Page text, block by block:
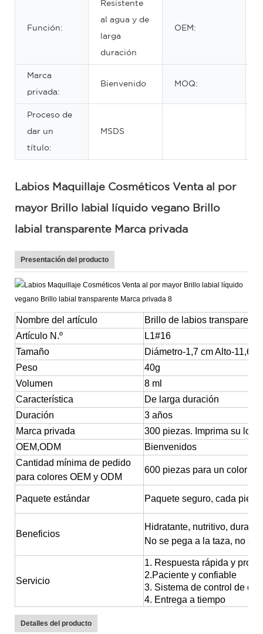
Función:
Resistente
al agua y de
larga
duración
OEM:
Marca
privada:
Bienvenido MOQ:
Proceso de
dar un
título:
MSDS
Labios Maquillaje Cosméticos Venta al por
mayor Brillo labial líquido vegano Brillo
labial transparente Marca privada
Presentación del producto
Nombre del artículo
Brillo de labios
Artículo N.º
L1#16
Tamaño
Diámetro-1,7 cm Alto-11,6
Peso
40g
Volumen
8 ml
Característica
De larga duración
Duración
3 años
Marca privada
300 piezas. Imprima su
OEM,ODM
Bienvenidos
Cantidad mínima de pedido
para colores OEM y ODM
600 piezas para un color
Paquete estándar Paquete seguro, cada
Beneficios
Hidratante, nutritivo,
No se pega a la taza, no se
Servicio
1. Respuesta rápida y
2.Paciente y confiable
3. Sistema de control de
4. Entrega a tiempo
Detalles del producto